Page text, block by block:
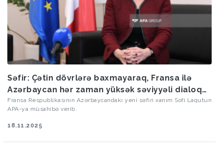
Səfir: Çətin dövrlərə baxmayaraq, Fransa ilə
Azərbaycan hər zaman yüksək səviyyəli dialoqu
saxlayıb
Fransa Respublikasının Azərbaycandakı yeni səfiri xanım Sofi Laqutun
APA-ya müsahibə verib.
18.11.2025